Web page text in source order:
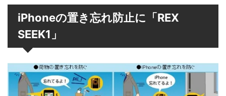
iPhoneの置き忘れ防止に「REX
SEEK1」